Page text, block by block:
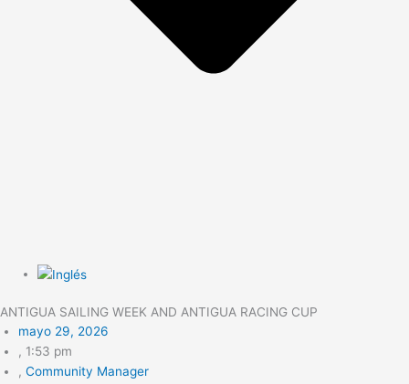
ANTIGUA SAILING WEEK AND ANTIGUA RACING CUP
mayo 29, 2026
, 1:53 pm
, Community Manager